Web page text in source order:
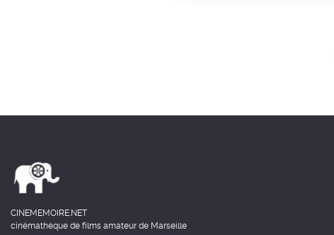
CINEMEMOIRE.NET
cinémathèque de films amateur de Marseille